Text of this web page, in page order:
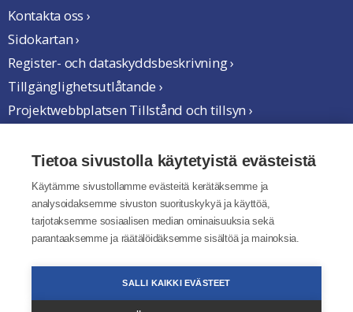
Kontakta oss ›
Sidokartan ›
Register- och dataskyddsbeskrivning ›
Tillgänglighetsutlåtande ›
Projektwebbplatsen Tillstånd och tillsyn ›
Vi samarbetar
Tietoa sivustolla käytetyistä evästeistä
Käytämme sivustollamme evästeitä kerätäksemme ja
analysoidaksemme sivuston suorituskykyä ja käyttöä,
tarjotaksemme sosiaalisen median ominaisuuksia sekä
parantaaksemme ja räätälöidäksemme sisältöä ja mainoksia.
SALLI KAIKKI EVÄSTEET